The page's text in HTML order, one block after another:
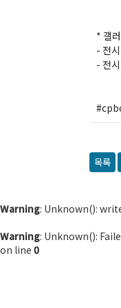
* 갤
- 전
- 전
목록
Warning: Unknown():
Warning: Unknown():
on line 0